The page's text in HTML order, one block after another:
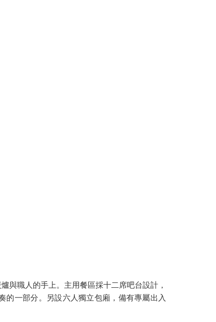
與職人的手上。主用餐區採十二席吧台設計，
的一部分。另設六人獨立包廂，備有專屬出入